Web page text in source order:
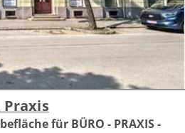
Praxis
für BÜRO - PRAXIS -